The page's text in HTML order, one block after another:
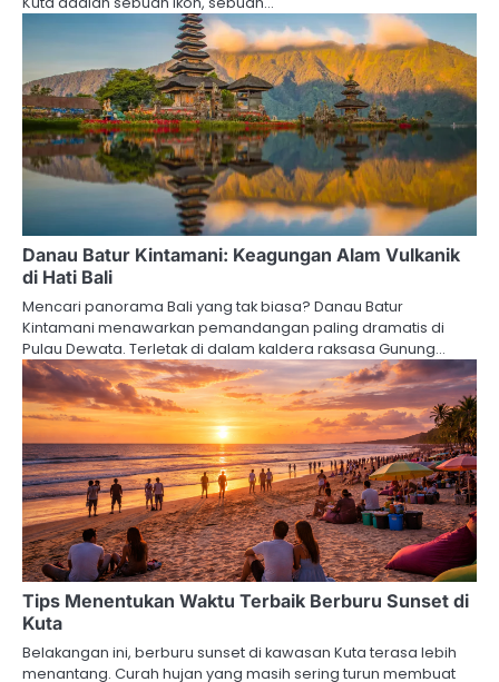
Danau Batur Kintamani: Keagungan Alam Vulkanik
di Hati Bali
Mencari panorama Bali yang tak biasa? Danau Batur
Kintamani menawarkan pemandangan paling dramatis di
Pulau Dewata. Terletak di dalam kaldera raksasa Gunung…
Tips Menentukan Waktu Terbaik Berburu Sunset di
Kuta
Belakangan ini, berburu sunset di kawasan Kuta terasa lebih
menantang. Curah hujan yang masih sering turun membuat